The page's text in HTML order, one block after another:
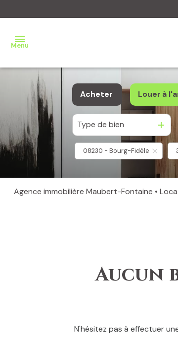
Menu
Accueil
Transaction
Location
Syndic
Gestion
Acheter
De l'ancien
Louer à
à l'année
Type de bien
08230 - Bourg-Fidèle
Agence immobilière Maubert-Fontaine
Aucun
N'hésitez pas à effectuer